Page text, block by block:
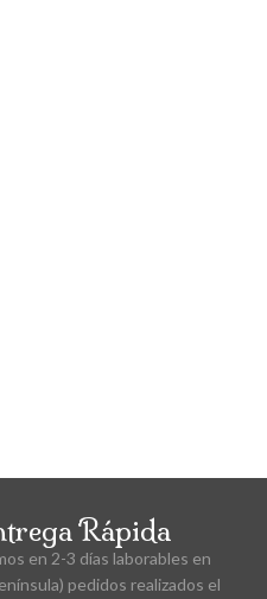
Rápida
en 2-3 días laborables en
pedidos realizados el